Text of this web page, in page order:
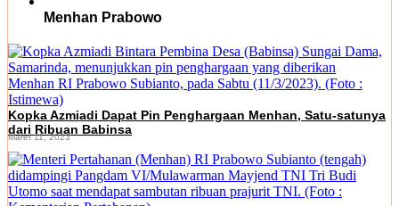
Menhan Prabowo
Kopka Azmiadi Dapat Pin Penghargaan Menhan, Satu-satunya
dari Ribuan Babinsa
Maret 11, 2023